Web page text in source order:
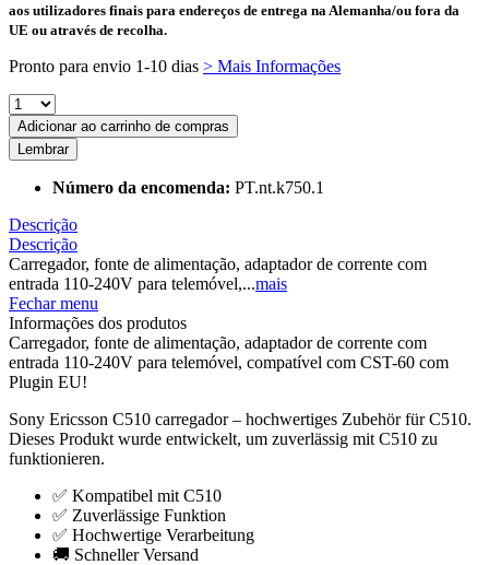
aos utilizadores finais para endereços de entrega na Alemanha/ou fora da
UE ou através de recolha.
Pronto para envio 1-10 dias > Mais Informações
Adicionar ao carrinho de compras
Lembrar
Número da encomenda: PT.nt.k750.1
Descrição
Descrição
Carregador, fonte de alimentação, adaptador de corrente com
entrada 110-240V para telemóvel,...mais
Fechar menu
Informações dos produtos
Carregador, fonte de alimentação, adaptador de corrente com
entrada 110-240V para telemóvel, compatível com CST-60 com
Plugin EU!
Sony Ericsson C510 carregador – hochwertiges Zubehör für C510.
Dieses Produkt wurde entwickelt, um zuverlässig mit C510 zu
funktionieren.
✅ Kompatibel mit C510
✅ Zuverlässige Funktion
✅ Hochwertige Verarbeitung
🚚 Schneller Versand